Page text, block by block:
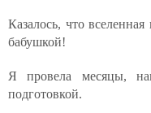
Казалось, что
бабушкой!
Я провела месяцы,
подготовкой.